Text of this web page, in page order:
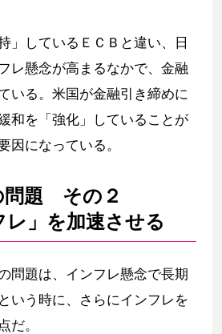
」しているＥＣＢと違い、日
レ懸念が高まるなかで、金融
いる。米国が金融引き締めに
和を「強化」していることが
因になっている。
問題 その２
レ」を加速させる
問題は、インフレ懸念で長期
いう時に、さらにインフレを
だ。